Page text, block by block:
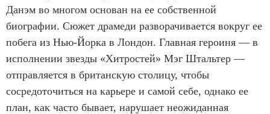
Данэм во многом основан на ее собственной
биографии. Сюжет драмеди разворачивается вокруг ее
побега из Нью-Йорка в Лондон. Главная героиня — в
исполнении звезды «Хитростей» Мэг Штальтер —
отправляется в британскую столицу, чтобы
сосредоточиться на карьере и самой себе, однако ее
план, как часто бывает, нарушает неожиданная